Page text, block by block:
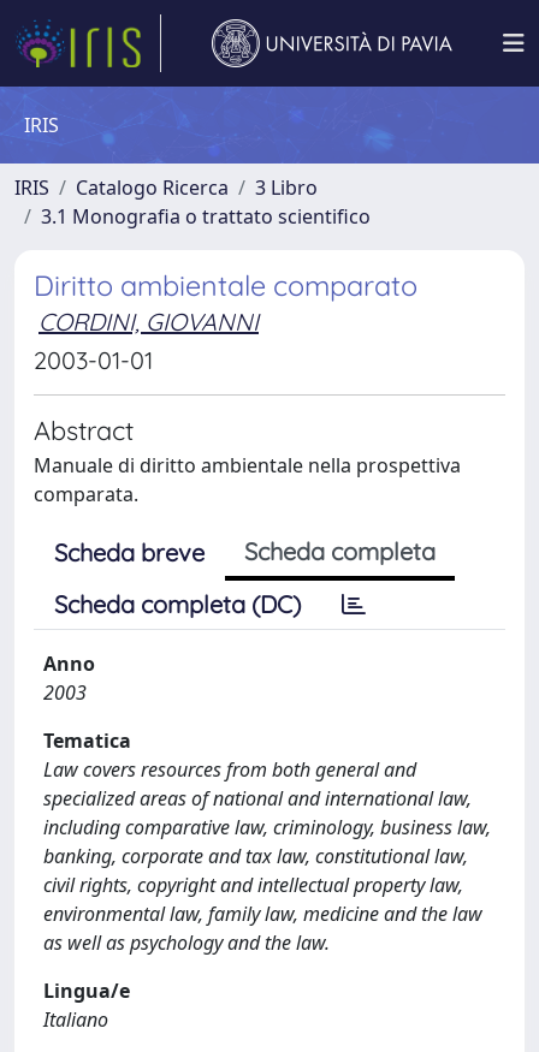
IRIS
IRIS Catalogo Ricerca
3 Libro
3.1 Monografia o trattato scientifico
Diritto ambientale comparato
CORDINI, GIOVANNI
2003-01-01
Abstract
Manuale di diritto ambientale nella prospettiva
comparata.
Scheda breve
Scheda completa
Scheda completa (DC)
Anno
2003
Tematica
Law covers resources from both general and
specialized areas of national and international law,
including comparative law, criminology, business law,
banking, corporate and tax law, constitutional law,
civil rights, copyright and intellectual property law,
environmental law, family law, medicine and the law
as well as psychology and the law.
Lingua/e
Italiano